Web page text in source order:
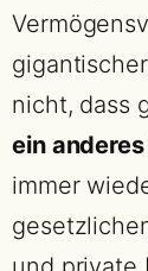
nicht, dass
ein
immer